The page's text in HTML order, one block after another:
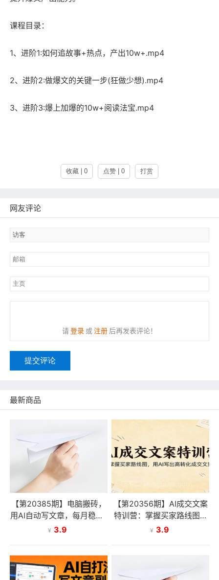
课程目录：
1、进阶1:如何追故事+热点，产出10w+.mp4
2、进阶2:做爆文的关键一步(狂做少想).mp4
3、进阶3:爆上加爆的10w+阅读法宝.mp4
收藏 | 0 点赞 | 0 打赏
网友评论
请登录 或 注册 后再发表评论！
提交评论
最新商品
【第20385期】电脑搬砖，
用AI自动写文章，每月稳赚1
-2W，免费提供接单渠道，
¥ 3.9
【第20356期】AI成交文案
特训营：掌握买家路线图，
用AI写出高转化成交文案
¥ 3.9